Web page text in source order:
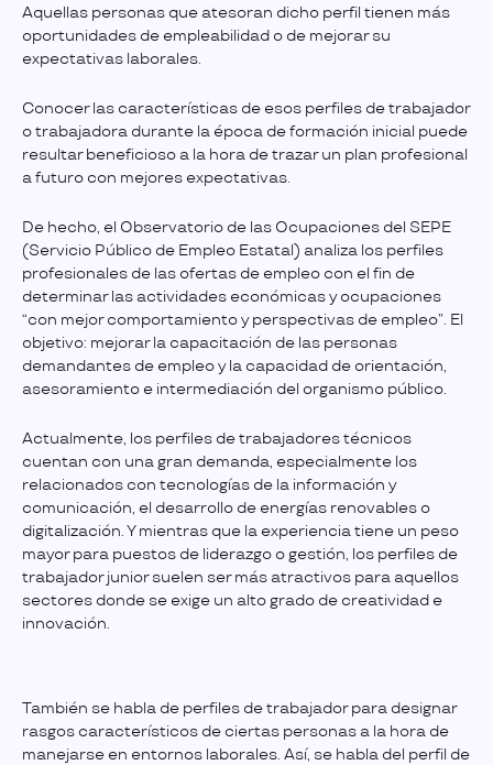
Aquellas personas que atesoran dicho perfil tienen más
oportunidades de empleabilidad o de mejorar su
expectativas laborales.
Conocer las características de esos perfiles de trabajador
o trabajadora durante la época de formación inicial puede
resultar beneficioso a la hora de trazar un plan profesional
a futuro con mejores expectativas.
De hecho, el Observatorio de las Ocupaciones del SEPE
(Servicio Público de Empleo Estatal) analiza los perfiles
profesionales de las ofertas de empleo con el fin de
determinar las actividades económicas y ocupaciones
“con mejor comportamiento y perspectivas de empleo”. El
objetivo: mejorar la capacitación de las personas
demandantes de empleo y la capacidad de orientación,
asesoramiento e intermediación del organismo público.
Actualmente, los perfiles de trabajadores técnicos
cuentan con una gran demanda, especialmente los
relacionados con tecnologías de la información y
comunicación, el desarrollo de energías renovables o
digitalización. Y mientras que la experiencia tiene un peso
mayor para puestos de liderazgo o gestión, los perfiles de
trabajador junior suelen ser más atractivos para aquellos
sectores donde se exige un alto grado de creatividad e
innovación.
También se habla de perfiles de trabajador para designar
rasgos característicos de ciertas personas a la hora de
manejarse en entornos laborales. Así, se habla del perfil de